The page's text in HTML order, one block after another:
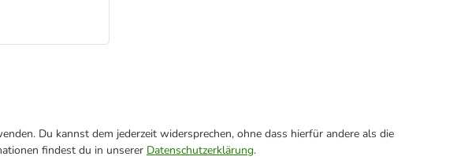
Du kannst dem jederzeit widersprechen, ohne dass hierfür andere als die
findest du in unserer Datenschutzerklärung.